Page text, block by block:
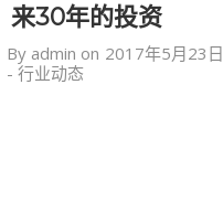
来30年的投资
By admin on 2017年5月23日
- 行业动态